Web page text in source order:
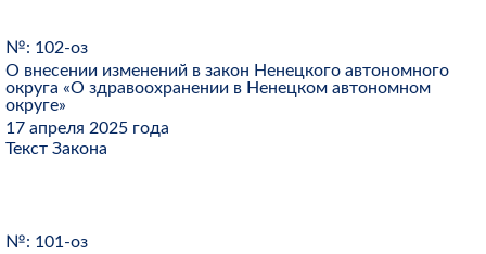
№: 102-оз
О внесении изменений в закон Ненецкого автономного
округа «О здравоохранении в Ненецком автономном
округе»
17 апреля 2025 года
Текст Закона
№: 101-оз